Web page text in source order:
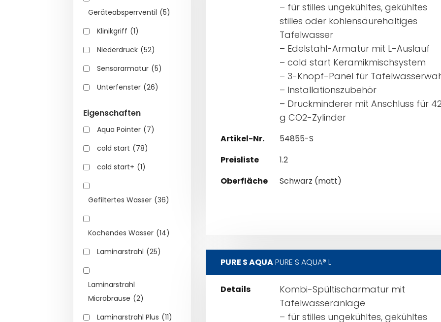
Geräteabsperrventil (5)
Klinikgriff (1)
Niederdruck (52)
Sensorarmatur (5)
Unterfenster (26)
Eigenschaften
Aqua Pointer (7)
cold start (78)
cold start+ (1)
Gefiltertes Wasser (36)
Kochendes Wasser (14)
Laminarstrahl (25)
Laminarstrahl
Microbrause (2)
Laminarstrahl Plus (11)
– für stilles ungekühltes, gekühltes
stilles oder kohlensäurehaltiges
Tafelwasser
– Edelstahl-Armatur mit L-Auslauf
– cold start Keramikmischsystem
– 3-Knopf-Panel für
– Installationszubehör
– Druckminderer mit Anschluss für
g CO2-Zylinder
Artikel-Nr.
54855-S
Preisliste
1.2
Oberfläche
Schwarz (matt)
PURE S AQUAPURE S AQUA® L
Details
Kombi-Spültischarmatur mit
Tafelwasseranlage
– für stilles ungekühltes, gekühltes